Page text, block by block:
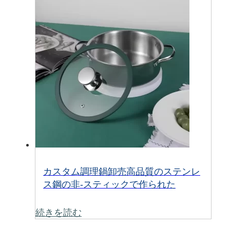
カスタム調理鍋卸売高品質のステンレ
ス鋼の非-スティックで作られた
続きを読む